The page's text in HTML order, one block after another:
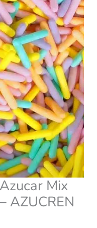
Mix
AZUCREN